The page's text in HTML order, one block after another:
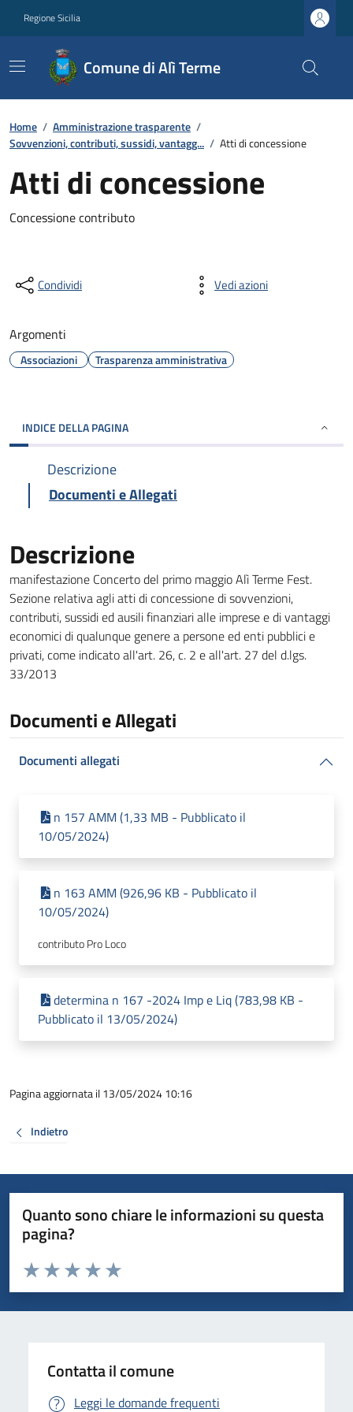
Regione Sicilia
Comune di Alì Terme
Home / Amministrazione trasparente /
Sovvenzioni, contributi, sussidi, vantagg... / Atti di concessione
Atti di concessione
Concessione contributo
Condividi Vedi azioni
Argomenti
Associazioni Trasparenza amministrativa
INDICE DELLA PAGINA
Descrizione
Documenti e Allegati
Descrizione
manifestazione Concerto del primo maggio Alì Terme Fest.
Sezione relativa agli atti di concessione di sovvenzioni,
contributi, sussidi ed ausili finanziari alle imprese e di vantaggi
economici di qualunque genere a persone ed enti pubblici e
privati, come indicato all'art. 26, c. 2 e all'art. 27 del d.lgs.
33/2013
Documenti e Allegati
Documenti allegati
n 157 AMM (1,33 MB - Pubblicato il
10/05/2024)
n 163 AMM (926,96 KB - Pubblicato il
10/05/2024)
contributo Pro Loco
determina n 167 -2024 Imp e Liq (783,98 KB -
Pubblicato il 13/05/2024)
Pagina aggiornata il 13/05/2024 10:16
Indietro
Quanto sono chiare le informazioni su questa
pagina?
Valuta da 1 a 5 stelle la pagina
Valuta 5 stelle su 5
Valuta 4 stelle su 5
Valuta 3 stelle su 5
Valuta 2 stelle su 5
Valuta 1 stelle su 5
Contatta il comune
Leggi le domande frequenti